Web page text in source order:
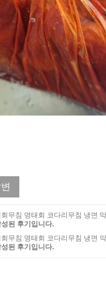
회무침 명태회 코다리무침 냉면
된 후기입니다.
회무침 명태회 코다리무침 냉면
된 후기입니다.